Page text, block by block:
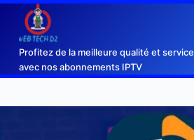
Profitez de la meilleure qualité et service
avec nos abonnements IPTV